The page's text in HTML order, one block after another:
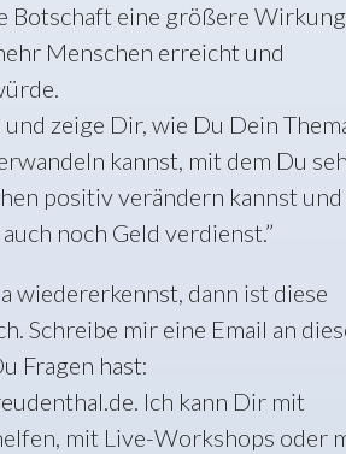
Botschaft eine größere Wirkung
Menschen erreicht und
zeige Dir, wie Du Dein
kannst, mit dem Du
positiv verändern kannst und
noch Geld verdienst.”
wiedererkennst, dann ist diese
Schreibe mir eine Email an
Fragen hast:
Ich kann Dir mit
mit Live-Workshops oder